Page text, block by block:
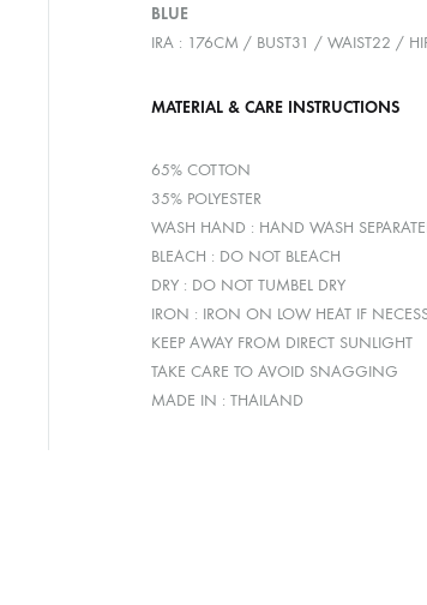
BLUE
IRA : 176CM / BUST31 / WAIST22 /
MATERIAL & CARE INSTRUCTIONS
65% COTTON
35% POLYESTER
WASH HAND : HAND WASH
BLEACH : DO NOT BLEACH
DRY : DO NOT TUMBEL DRY
IRON : IRON ON LOW HEAT IF
KEEP AWAY FROM DIRECT SUNLIGHT
TAKE CARE TO AVOID SNAGGING
MADE IN : THAILAND